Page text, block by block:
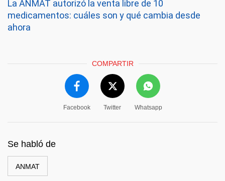
La ANMAT autorizó la venta libre de 10
medicamentos: cuáles son y qué cambia desde
ahora
COMPARTIR
Facebook Twitter Whatsapp
Se habló de
ANMAT